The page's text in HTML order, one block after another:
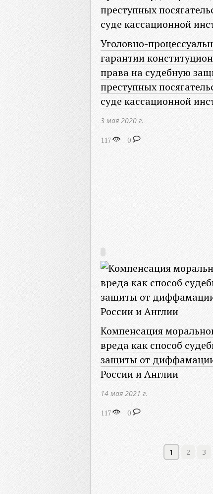
Уголовно-
гарантии
права на судебную
преступных
суде кассационной
3 мая 2020 г.
117 0
Компенсация
вреда как способ
защиты от
России и Англии
14 мая 2021 г.
117 0
1 2 3